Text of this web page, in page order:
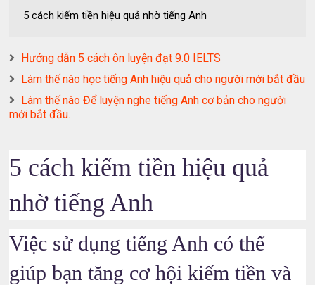
5 cách kiếm tiền hiệu quả nhờ tiếng Anh
Hướng dẫn 5 cách ôn luyện đạt 9.0 IELTS
Làm thế nào học tiếng Anh hiệu quả cho người mới bắt đầu
Làm thế nào Để luyện nghe tiếng Anh cơ bản cho người
mới bắt đầu.
5 cách kiếm tiền hiệu quả
nhờ tiếng Anh
Việc sử dụng tiếng Anh có thể
giúp bạn tăng cơ hội kiếm tiền và